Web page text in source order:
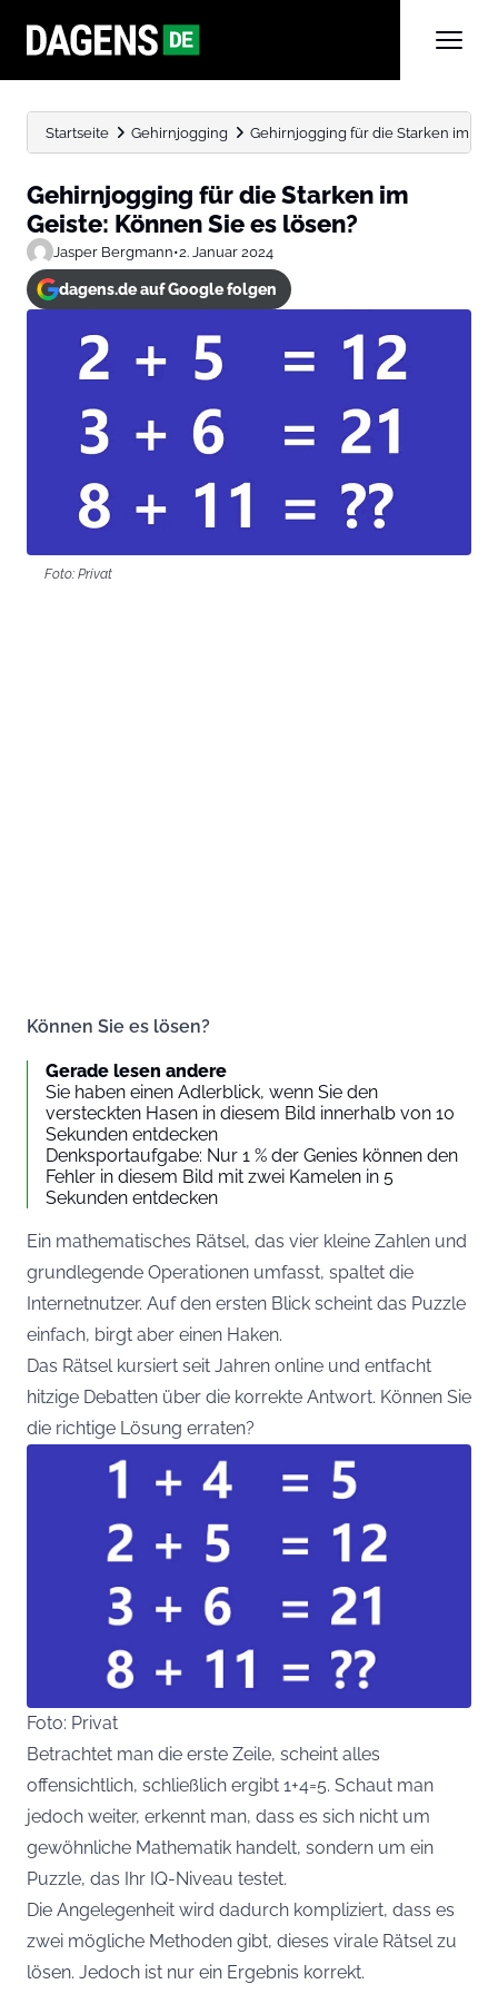
Startseite Gehirnjogging Gehirnjogging für die Starken im
Gehirnjogging für die Starken im
Geiste: Können Sie es lösen?
Jasper Bergmann•2. Januar 2024
dagens.de auf Google folgen
Foto: Privat
Können Sie es lösen?
Gerade lesen andere
Sie haben einen Adlerblick, wenn Sie den
versteckten Hasen in diesem Bild innerhalb von 10
Sekunden entdecken
Denksportaufgabe: Nur 1 % der Genies können den
Fehler in diesem Bild mit zwei Kamelen in 5
Sekunden entdecken
Ein mathematisches Rätsel, das vier kleine Zahlen und
grundlegende Operationen umfasst, spaltet die
Internetnutzer. Auf den ersten Blick scheint das Puzzle
einfach, birgt aber einen Haken.
Das Rätsel kursiert seit Jahren online und entfacht
hitzige Debatten über die korrekte Antwort. Können Sie
die richtige Lösung erraten?
Foto: Privat
Betrachtet man die erste Zeile, scheint alles
offensichtlich, schließlich ergibt 1+4=5. Schaut man
jedoch weiter, erkennt man, dass es sich nicht um
gewöhnliche Mathematik handelt, sondern um ein
Puzzle, das Ihr IQ-Niveau testet.
Die Angelegenheit wird dadurch kompliziert, dass es
zwei mögliche Methoden gibt, dieses virale Rätsel zu
lösen. Jedoch ist nur ein Ergebnis korrekt.